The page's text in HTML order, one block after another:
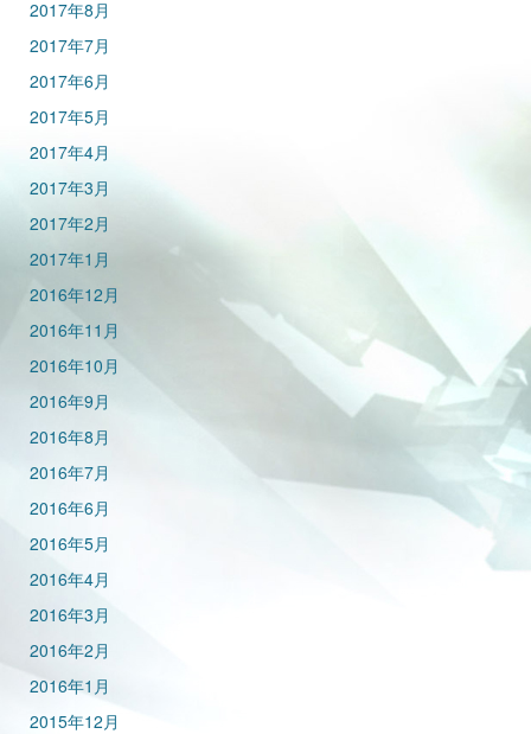
2017年8月
2017年7月
2017年6月
2017年5月
2017年4月
2017年3月
2017年2月
2017年1月
2016年12月
2016年11月
2016年10月
2016年9月
2016年8月
2016年7月
2016年6月
2016年5月
2016年4月
2016年3月
2016年2月
2016年1月
2015年12月